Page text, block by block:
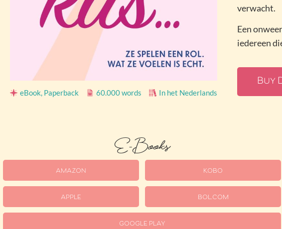
eBook, Paperback 60.000 words In het Nederlands
verwacht.
Een
iedereen
Buy
E-Books
AMAZON KOBO
APPLE BOL.COM
GOOGLE PLAY